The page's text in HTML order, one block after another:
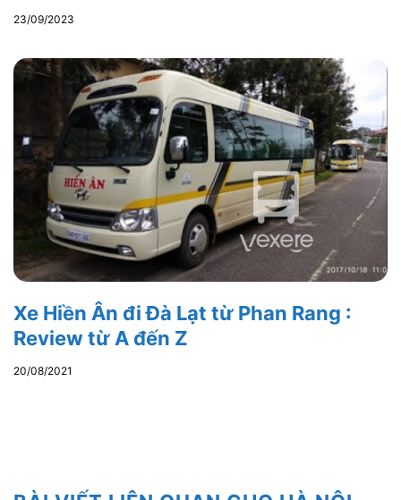
23/09/2023
Xe Hiền Ân đi Đà Lạt từ Phan Rang :
Review từ A đến Z
20/08/2021